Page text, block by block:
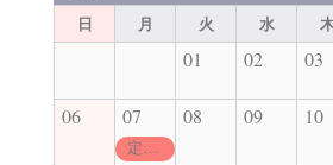
日 月 火 水
01 02 03
06 07
定休日
08 09 10